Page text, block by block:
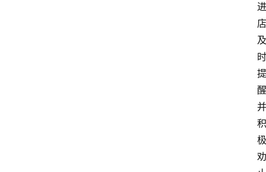
进
店
及
时
提
醒
并
积
极
劝